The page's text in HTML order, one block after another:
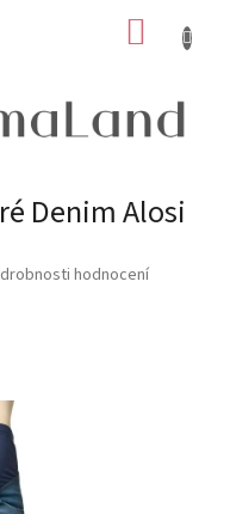
Denim Alosi
hodnocení